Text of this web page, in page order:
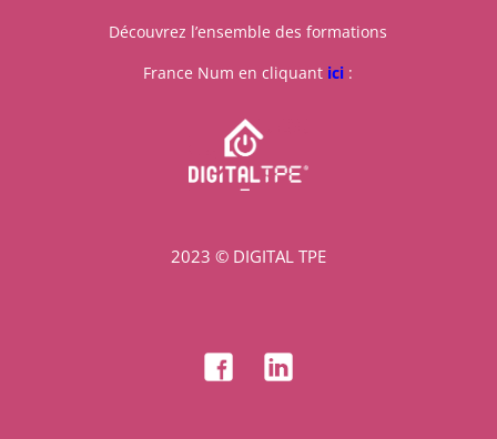
Découvrez l’ensemble des formations
France Num en cliquant ici :
2023 © DIGITAL TPE